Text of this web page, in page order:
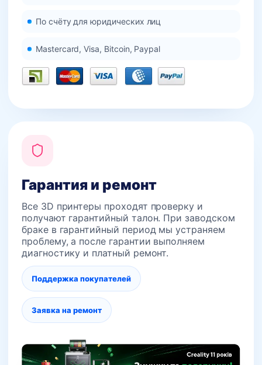
По счёту для юридических лиц
Mastercard, Visa, Bitcoin, Paypal
Гарантия и ремонт
Все 3D принтеры проходят проверку и
получают гарантийный талон. При заводском
браке в гарантийный период мы устраняем
проблему, а после гарантии выполняем
диагностику и платный ремонт.
Поддержка покупателей
Заявка на ремонт